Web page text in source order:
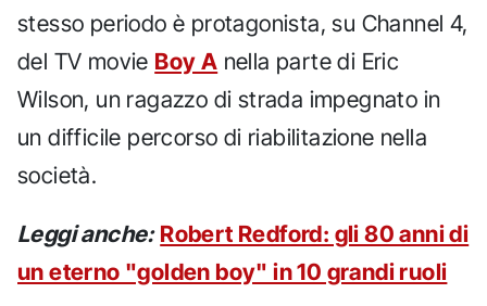
stesso periodo è protagonista, su Channel 4,
del TV movie Boy A nella parte di Eric
Wilson, un ragazzo di strada impegnato in
un difficile percorso di riabilitazione nella
società.
Leggi anche: Robert Redford: gli 80 anni di
un eterno "golden boy" in 10 grandi ruoli